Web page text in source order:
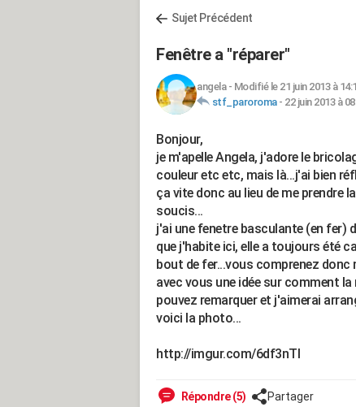
Sujet Précédent
Fenêtre a "réparer"
angela- Modifié le 21 juin 2013 à
stf_paroroma- 22 juin 2013 à
Bonjour,
je m'apelle Angela, j'adore le
couleur etc etc, mais là...j'ai bien
ça vite donc au lieu de me prendre
soucis...
j'ai une fenetre basculante (en fer)
que j'habite ici, elle a toujours été
bout de fer...vous comprenez donc
avec vous une idée sur comment
pouvez remarquer et j'aimerai
voici la photo...
http://imgur.com/6df3nTl
Répondre (5) Partager